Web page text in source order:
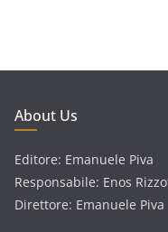
About Us
Editore: Emanuele Piva
Responsabile: Enos
Direttore: Emanuele Piva